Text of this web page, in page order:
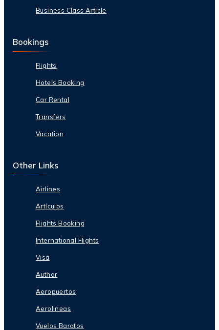
Business Class Article
Bookings
Flights
Hotels Booking
Car Rental
Transfers
Vacation
Other Links
Airlines
Artículos
Flights Booking
International Flights
Visa
Author
Aeropuertos
Aerolineas
Vuelos Baratos